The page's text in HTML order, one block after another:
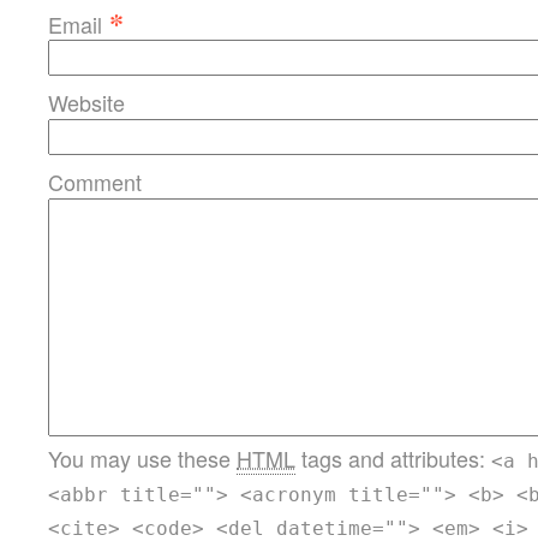
Email *
Website
Comment
You may use these HTMLtags and attributes: <a
<abbr title=""> <acronym title=""> <b>
<cite> <code> <del datetime=""> <em>